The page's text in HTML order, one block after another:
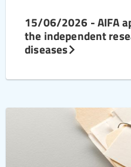
15/06/2026 - AIFA
the independent
diseases